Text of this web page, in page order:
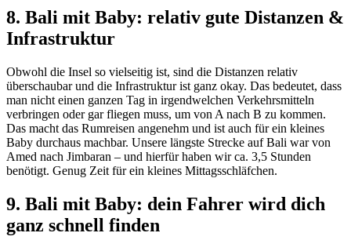
8. Bali mit Baby: relativ gute Distanzen &
Infrastruktur
Obwohl die Insel so vielseitig ist, sind die Distanzen relativ
überschaubar und die Infrastruktur ist ganz okay. Das bedeutet, dass
man nicht einen ganzen Tag in irgendwelchen Verkehrsmitteln
verbringen oder gar fliegen muss, um von A nach B zu kommen.
Das macht das Rumreisen angenehm und ist auch für ein kleines
Baby durchaus machbar. Unsere längste Strecke auf Bali war von
Amed nach Jimbaran – und hierfür haben wir ca. 3,5 Stunden
benötigt. Genug Zeit für ein kleines Mittagsschläfchen.
9. Bali mit Baby: dein Fahrer wird dich
ganz schnell finden